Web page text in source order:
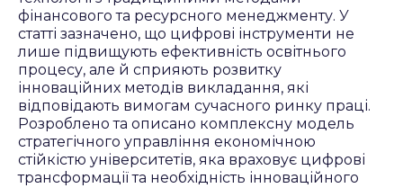
фінансового та ресурсного менеджменту. У
статті зазначено, що цифрові інструменти не
лише підвищують ефективність освітнього
процесу, але й сприяють розвитку
інноваційних методів викладання, які
відповідають вимогам сучасного ринку праці.
Розроблено та описано комплексну модель
стратегічного управління економічною
стійкістю університетів, яка враховує цифрові
трансформації та необхідність інноваційного